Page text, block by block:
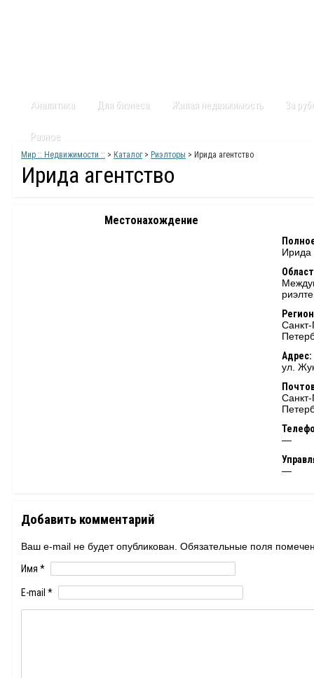
Аналитика Для бизнеса Жилая недвижимость За
Разное
Мир :: Недвижимости :: > Каталог> Риэлторы > Ирида агентство
Ирида агентство
Местонахождение
Ирида
Санкт-
Адрес:
ул.
Санкт-
—
—
Добавить комментарий
Ваш e-mail не будет опубликован. Обязательные поля
Имя *
E-mail *